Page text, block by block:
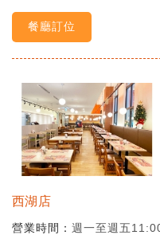
餐廳訂位
西湖店
營業時間
週一至週五